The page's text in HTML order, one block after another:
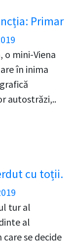
Primar
o mini-Viena
în inima
autostrăzi,..
cu toții.
tur al
al
se decide